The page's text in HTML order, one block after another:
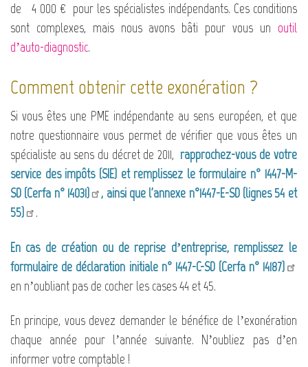
de 4 000 € pour les spécialistes indépendants. Ces conditions
sont complexes, mais nous avons bâti pour vous un outil
d’auto-diagnostic.
Comment obtenir cette exonération ?
Si vous êtes une PME indépendante au sens européen, et que
notre questionnaire vous permet de vérifier que vous êtes un
spécialiste au sens du décret de 2011,rapprochez-vous de votre
service des impôts (SIE) et remplissez leformulaire n° 1447-M-
SD (Cerfa n° 14031)
, ainsi que l'annexe n°1447-E-SD (lignes 54 et
55)
.
En cas de création ou de reprise d’entreprise, remplissez le
formulaire de déclaration initiale n° 1447-C-SD (Cerfa n° 14187)
en n’oubliant pas de cocher les cases 44 et 45.
En principe, vous devez demander le bénéfice de l’exonération
chaque année pour l’année suivante. N’oubliez pas d’en
informer votre comptable !